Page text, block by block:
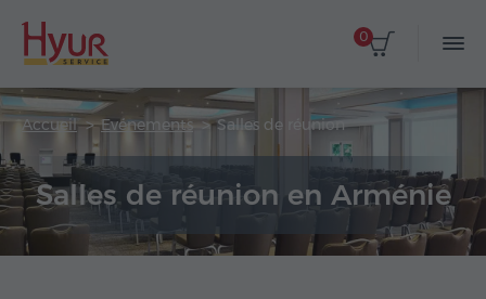
0
Accueil Evénements Salles de réunion
Salles de réunion en Arménie